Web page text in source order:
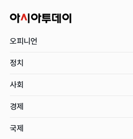
오피니언
정치
사회
경제
국제